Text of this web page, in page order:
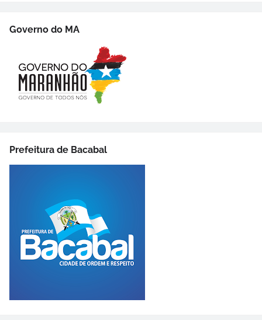
Governo do MA
Prefeitura de Bacabal